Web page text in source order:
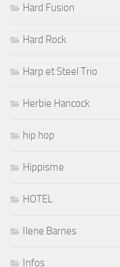
Hard Fusion
Hard Rock
Harp et Steel Trio
Herbie Hancock
hip hop
Hippisme
HOTEL
Ilene Barnes
Infos